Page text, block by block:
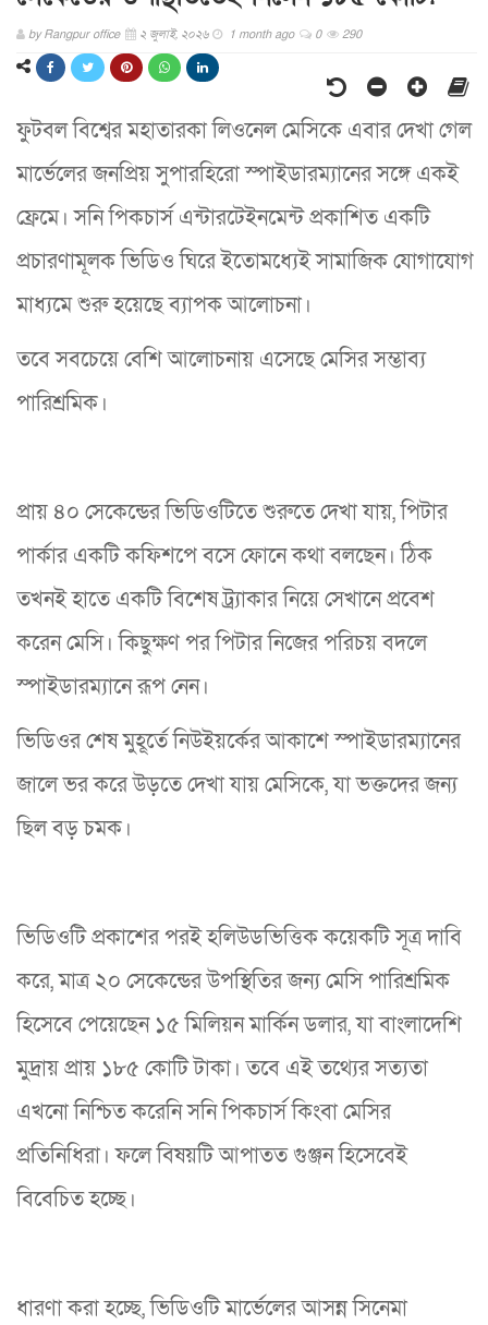
byRangpur office ২ জুলাই, ২০২৬ 1 month ago 0 290
ফুটবল বিশ্বের মহাতারকা লিওনেল মেসিকে এবার দেখা গেল
মার্ভেলের জনপ্রিয় সুপারহিরো স্পাইডারম্যানের সঙ্গে একই
ফ্রেমে। সনি পিকচার্স এন্টারটেইনমেন্ট প্রকাশিত একটি
প্রচারণামূলক ভিডিও ঘিরে ইতোমধ্যেই সামাজিক যোগাযোগ
মাধ্যমে শুরু হয়েছে ব্যাপক আলোচনা।
তবে সবচেয়ে বেশি আলোচনায় এসেছে মেসির সম্ভাব্য
পারিশ্রমিক।
প্রায় ৪০ সেকেন্ডের ভিডিওটিতে শুরুতে দেখা যায়, পিটার
পার্কার একটি কফিশপে বসে ফোনে কথা বলছেন। ঠিক
তখনই হাতে একটি বিশেষ ট্র্যাকার নিয়ে সেখানে প্রবেশ
করেন মেসি। কিছুক্ষণ পর পিটার নিজের পরিচয় বদলে
স্পাইডারম্যানে রূপ নেন।
ভিডিওর শেষ মুহূর্তে নিউইয়র্কের আকাশে স্পাইডারম্যানের
জালে ভর করে উড়তে দেখা যায় মেসিকে, যা ভক্তদের জন্য
ছিল বড় চমক।
ভিডিওটি প্রকাশের পরই হলিউডভিত্তিক কয়েকটি সূত্র দাবি
করে, মাত্র ২০ সেকেন্ডের উপস্থিতির জন্য মেসি পারিশ্রমিক
হিসেবে পেয়েছেন ১৫ মিলিয়ন মার্কিন ডলার, যা বাংলাদেশি
মুদ্রায় প্রায় ১৮৫ কোটি টাকা। তবে এই তথ্যের সত্যতা
এখনো নিশ্চিত করেনি সনি পিকচার্স কিংবা মেসির
প্রতিনিধিরা। ফলে বিষয়টি আপাতত গুঞ্জন হিসেবেই
বিবেচিত হচ্ছে।
ধারণা করা হচ্ছে, ভিডিওটি মার্ভেলের আসন্ন সিনেমা